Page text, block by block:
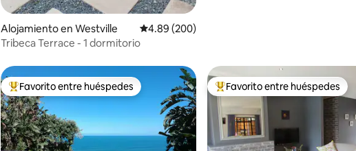
Alojamiento en Westville Calificación promedio: 4.89 de 5, 200 reseñas
4.89 (200)
Tribeca Terrace - 1 dormitorio
Favorito entre huéspedes preferido
Favorito entre huéspedes Favorito entre huéspedes
Favorito entre huéspedes